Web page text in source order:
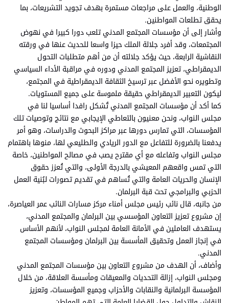
الوطنية، والعمل على مراجعات مستمرة بهدف تجويد التشريعات، بما
يحقق تطلعات المواطنين.
وأشار إلى أن مؤسسات المجتمع المدني تلعب دورا كبيرا في نهوض
المجتمعات، وقد أفرد جلالة الملك حيزا واسعا للحديث عنها في ورقته
النقاشية الرابعة، حيث يؤكد جلالته أن من أهم متطلبات التحول
الديمقراطي، تعزيز المجتمع المدني ودوره في مراقبة الأداء السياسي
وتطويره نحو الأفضل عبر ترسيخ الثقافة الديمقراطية في المجتمع،
ليكون التعبير الديمقراطي حقيقة ملموسة على جميع المستويات.
كما أكد أن مؤسسات المجتمع المدني تُشكل رافدا أساسيا لنا في
مجلس النواب، ونحن معنيون بالتعاطي الإيجابي مع نتائج وتوصيات تلك
المؤسسات، التي تمارس دورها عبر مراكز البحوث والدراسات، وهو أمر
يدفعنا بالضرورة للتفاعل مع الدور الريادي والطليعي لها، منوها باهتمام
مجلس النواب وتفاعله مع أي مقترح يصب في مصالح المواطنين، خاصة
التي تمس واقعهم المعيشي بالدرجة الأولى، والتي تُعزز حقوق
الإنسان والحريات العامة والتي تُساهم في تقديم تصورات لبُنية العمل
الحزبي والبرامجي تحت قبة البرلمان.
من جانبه، قال نائب رئيس مجلس أمناء مركز مسارات النائب عمر العياصرة،
إن مشروع تعزيز التعاون المؤسسي بين البرلمان والمجتمع المدني،
يستهدف العاملين في الأمانة العامة لمجلس النواب، لأنهم الأساس
في إنجاز العمل وتحقيق المأسسة بين البرلمان ومؤسسات المجتمع
المدني.
وأضاف، أن الهدف من مشروع التعاون بين مؤسسات المجتمع المدني
ومجلس النواب، إزالة التحديات والمعيقات ومأسسة العلاقة، من خلال
المؤسسة البرلمانية والنقابات والأحزاب وجميع المؤسسات، وتعزيز